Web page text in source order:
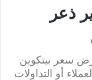
ذعر
سعر بيتكوين
أو التداولات